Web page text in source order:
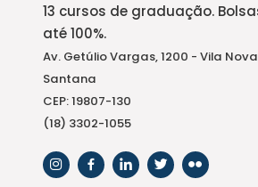
13 cursos de graduação.
até 100%.
Av. Getúlio Vargas, 1200 - Vila Nova
Santana
CEP: 19807-130
(18) 3302-1055